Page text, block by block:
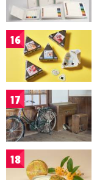
16
17
18